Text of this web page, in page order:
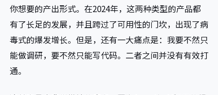
你想要的产出形式。在2024年，这两种类型的产品都
有了长足的发展，并且跨过了可用性的门坎，出现了病
毒式的爆发增长。但是，还有一大痛点是：我要不然只
能做调研，要不然只能写代码。二者之间并没有有效打
通。